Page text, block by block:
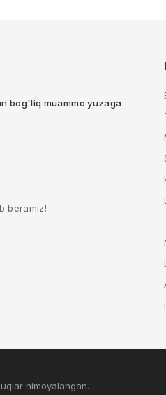
bog'liq muammo yuzaga
beramiz!
himoyalangan.